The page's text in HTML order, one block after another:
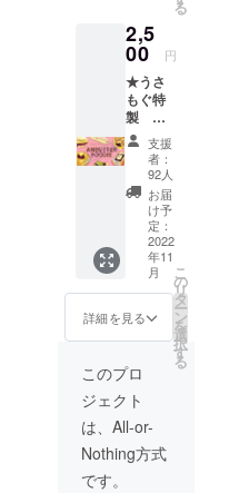
援して
いただ
いた事
を証明
する記
念カー
ドとな
りま
す。 郵
送にて
お届け
致しま
す。
る
2,5
00 円
★うさ
もぐ特
製 あ
んバ
タース
テッ
カー 枚
数：1枚
サイ
ズ：
3.5cm
＆
★うさ
もぐ特
製 あ
んバ
ター記
念カー
ド サイ
ズ：名
支援
者：
92人
お届
け予
定：
2022
年11
月
詳細を見る
こ
の
リ
タ
ー
ン
を
選
択
す
る
このプロ
ジェクト
は、All-or-
Nothing方式
です。